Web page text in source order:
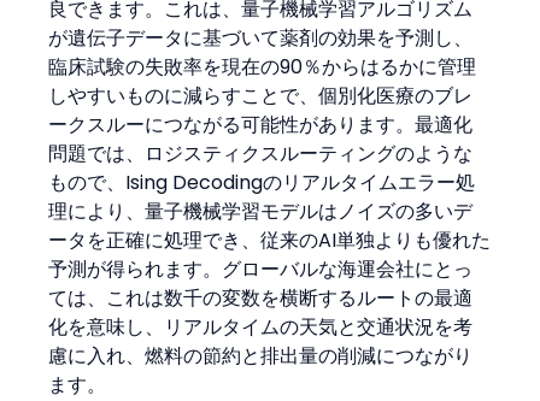
良できます。これは、量子機械学習アルゴリズム
が遺伝子データに基づいて薬剤の効果を予測し、
臨床試験の失敗率を現在の90％からはるかに管理
しやすいものに減らすことで、個別化医療のブレ
ークスルーにつながる可能性があります。最適化
問題では、ロジスティクスルーティングのような
もので、Ising Decodingのリアルタイムエラー処
理により、量子機械学習モデルはノイズの多いデ
ータを正確に処理でき、従来のAI単独よりも優れた
予測が得られます。グローバルな海運会社にとっ
ては、これは数千の変数を横断するルートの最適
化を意味し、リアルタイムの天気と交通状況を考
慮に入れ、燃料の節約と排出量の削減につながり
ます。